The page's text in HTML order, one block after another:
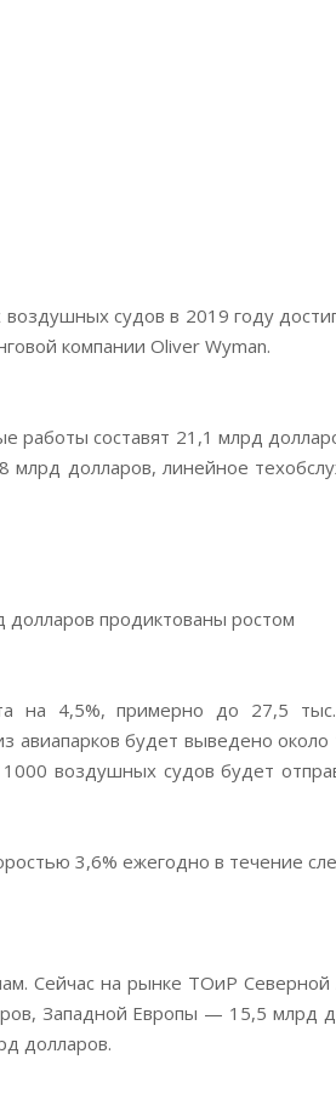
судов в 2019 году
компании Oliver Wyman.
работы составят 21,1 млрд
долларов, линейное
продиктованы ростом
на 4,5%, примерно до 27,5
авиапарков будет выведено
воздушных судов будет
3,6% ежегодно в течение
Сейчас на рынке ТОиР
Западной Европы — 15,5 млрд
долларов.